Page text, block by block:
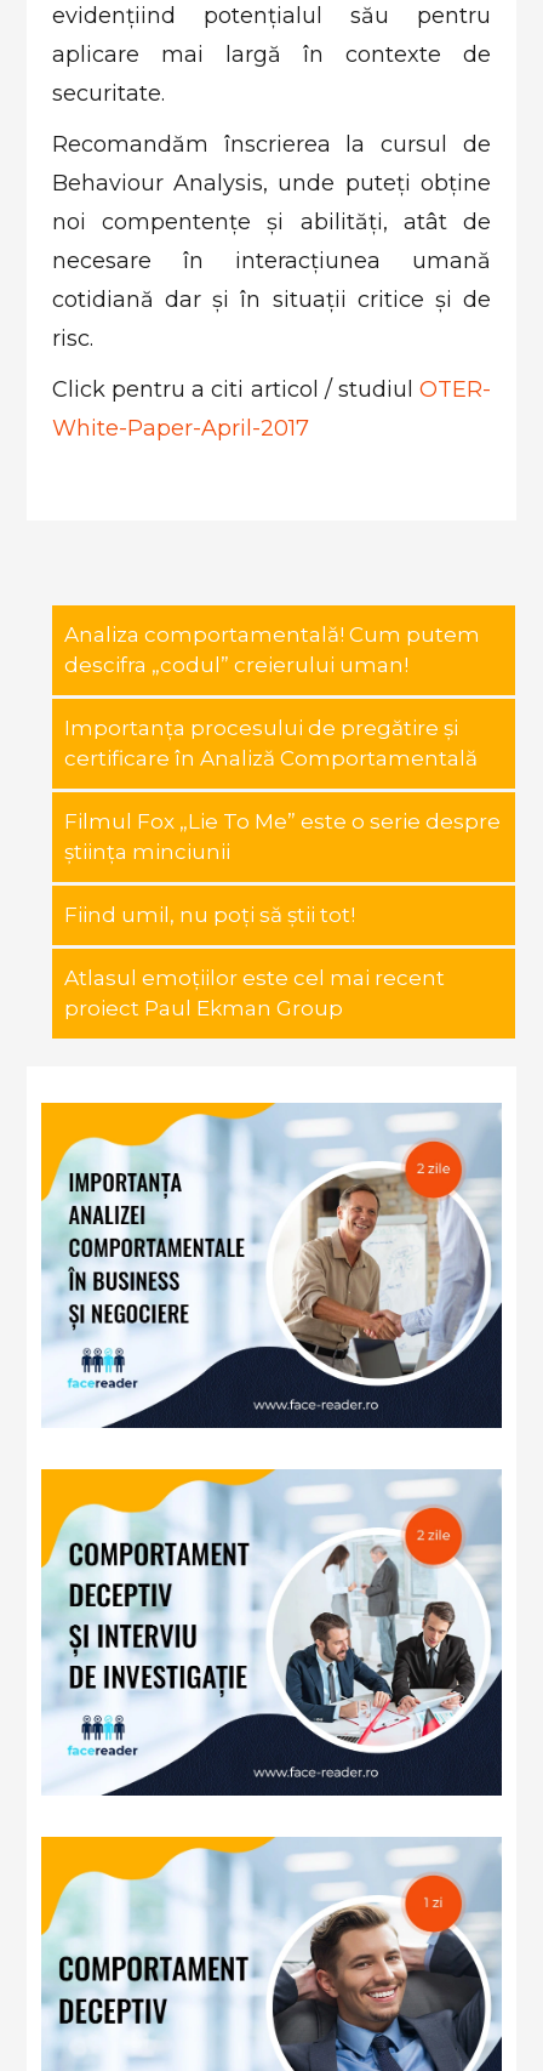
evidențiind potențialul său pentru
aplicare mai largă în contexte de
securitate.
Recomandăm înscrierea la cursul de
Behaviour Analysis, unde puteți obține
noi compentențe și abilități, atât de
necesare în interacțiunea umană
cotidiană dar și în situații critice și de
risc.
Click pentru a citi articol / studiulOTER-
White-Paper-April-2017
Analiza comportamentală! Cum putem
descifra „codul” creierului uman!
Importanța procesului de pregătire și
certificare în Analiză Comportamentală
Filmul Fox „Lie To Me” este o serie despre
știința minciunii
Fiind umil, nu poți să știi tot!
Atlasul emoțiilor este cel mai recent
proiect Paul Ekman Group